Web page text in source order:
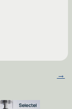
→